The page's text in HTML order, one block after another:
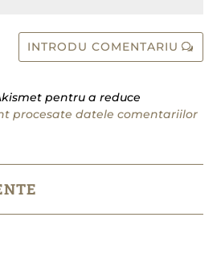
INTRODU COMENTARIU
pentru a reduce
procesate datele comentariilor